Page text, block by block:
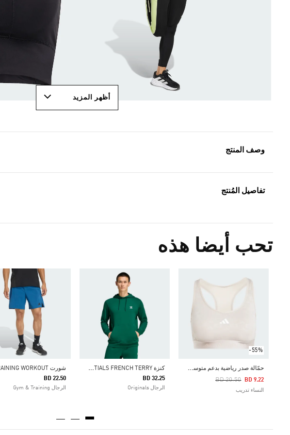
أظهر المزيد
وصف المنتج
تفاصيل المُنتج
تحب أيضا هذه
-55%
ح
مّالة صدر رياضية بدعم متوسط PRIMELIFTREACT HYPERGLAM EMBOSS
Price Reduced From
BD 20.50
To BD 9.22
النساء تدريب
ك
نزة TREFOIL ESSENTIALS FRENCH TERRY
BD 32.25
الرجال Originals
BD 22.50
الرجال Gym & Training